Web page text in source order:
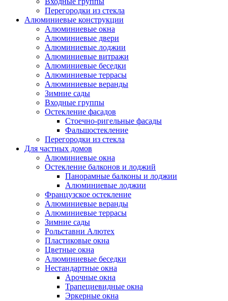
Перегородки из стекла
Алюминиевые конструкции
Алюминиевые окна
Алюминиевые двери
Алюминиевые лоджии
Алюминиевые витражи
Алюминиевые беседки
Алюминиевые террасы
Алюминиевые веранды
Зимние сады
Входные группы
Остекление фасадов
Стоечно-ригельные фасады
Фальшостекление
Перегородки из стекла
Для частных домов
Алюминиевые окна
Остекление балконов и лоджий
Панорамные балконы и лоджии
Алюминиевые лоджии
Французское остекление
Алюминиевые веранды
Алюминиевые террасы
Зимние сады
Рольставни Алютех
Пластиковые окна
Цветные окна
Алюминиевые беседки
Нестандартные окна
Арочные окна
Трапециевидные окна
Эркерные окна